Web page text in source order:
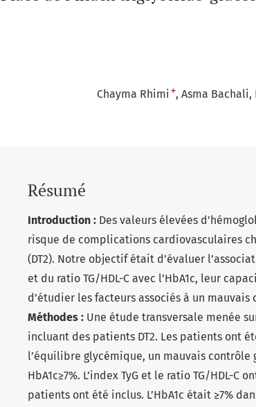
Chayma Rhimi + Asma Bachali
Résumé
Introduction : Des valeurs élevées
risque de complications cardiovasculaires
(DT2). Notre objectif était d’évaluer
et du ratio TG/HDL-C avec l’HbA1c, leur
d’étudier les facteurs associés à un
Méthodes : Une étude transversale menée
incluant des patients DT2. Les patients ont
l’équilibre glycémique, un mauvais
HbA1c≥7%. L’index TyG et le ratio TG/HDL-C
patients ont été inclus. L’HbA1c était ≥7%